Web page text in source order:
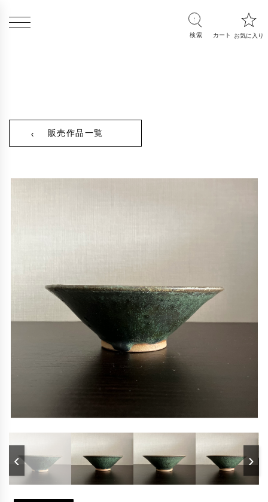
販売作品一覧
‹ ›